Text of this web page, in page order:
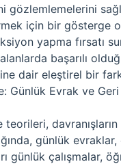
gözlemlemelerini
için bir gösterge
yapma fırsatı
başarılı
dair eleştirel bir
Günlük Evrak ve
teorileri,
günlük
günlük çalışmalar,